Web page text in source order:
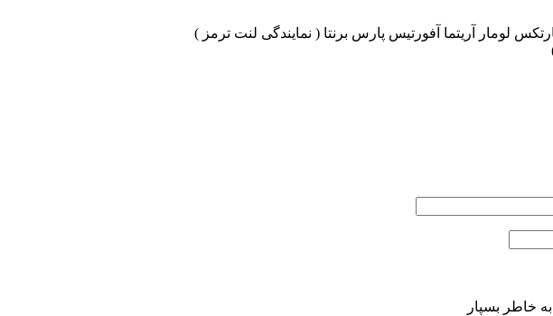
لومار آریتما آفورتیس پارس برنتا ( نمایندگی لنت ترمز )
خاطر بسپار